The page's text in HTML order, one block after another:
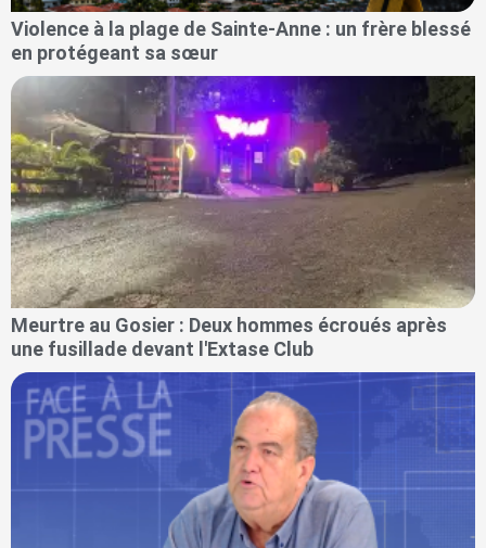
Violence à la plage de Sainte-Anne : un frère blessé
en protégeant sa sœur
Meurtre au Gosier : Deux hommes écroués après
une fusillade devant l'Extase Club